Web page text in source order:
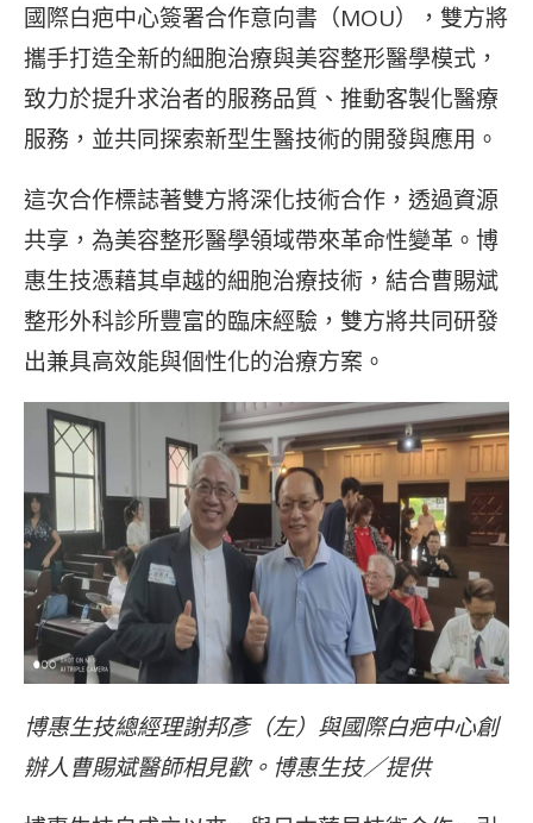
國際白疤中心簽署合作意向書（MOU），雙方將
攜手打造全新的細胞治療與美容整形醫學模式，
致力於提升求治者的服務品質、推動客製化醫療
服務，並共同探索新型生醫技術的開發與應用。
這次合作標誌著雙方將深化技術合作，透過資源
共享，為美容整形醫學領域帶來革命性變革。博
惠生技憑藉其卓越的細胞治療技術，結合曹賜斌
整形外科診所豐富的臨床經驗，雙方將共同研發
出兼具高效能與個性化的治療方案。
博惠生技總經理謝邦彥（左）與國際白疤中心創
辦人曹賜斌醫師相見歡。博惠生技／提供